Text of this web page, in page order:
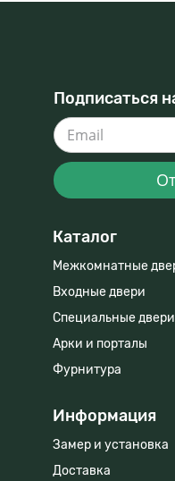
Подписаться
Каталог
Межкомнатные
Входные двери
Специальные двери
Арки и порталы
Фурнитура
Информация
Замер и установка
Доставка